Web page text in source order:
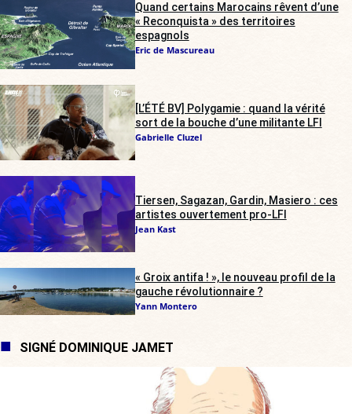
Quand certains Marocains rêvent d’une
« Reconquista » des territoires
espagnols
Eric de Mascureau
[L’ÉTÉ BV] Polygamie : quand la vérité
sort de la bouche d’une militante LFI
Gabrielle Cluzel
Tiersen, Sagazan, Gardin, Masiero : ces
artistes ouvertement pro-LFI
Jean Kast
« Groix antifa ! », le nouveau profil de la
gauche révolutionnaire ?
Yann Montero
SIGNÉ DOMINIQUE JAMET